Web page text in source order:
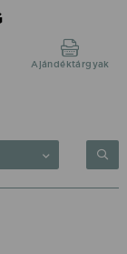
Ajándéktárgyak